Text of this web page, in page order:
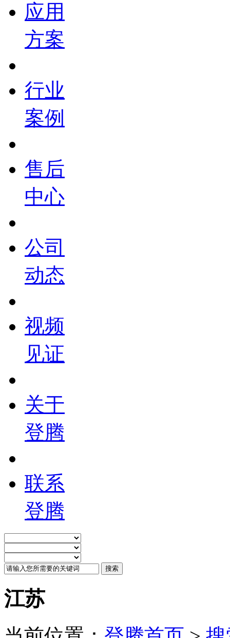
应用
方案
行业
案例
售后
中心
公司
动态
视频
见证
关于
登腾
联系
登腾
江苏